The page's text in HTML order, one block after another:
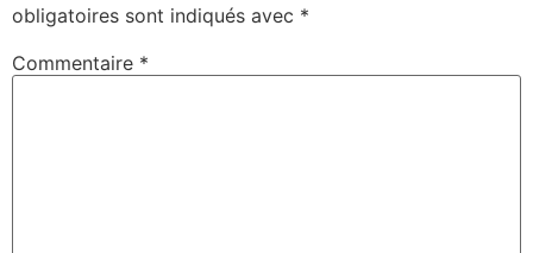
obligatoires sont indiqués avec *
Commentaire *